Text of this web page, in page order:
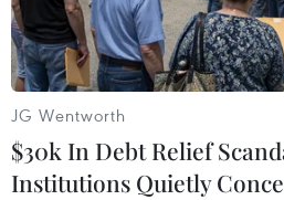
Đại.
JG Wentworth
$30k In Debt Relief
Institutions Quietly